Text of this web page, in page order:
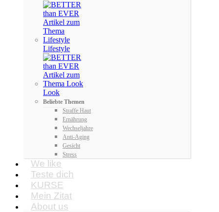
Lifestyle
Look
Beliebte Themen
Straffe Haut
Ernährung
Wechseljahre
Anti-Aging
Gesicht
Stress
We like
Teste dich
KURSE
Mein Zitat
About us